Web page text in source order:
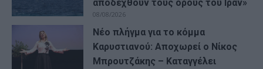
αποδεχθούν τους όρους του Ιράν»
08/08/2026
Νέο πλήγμα για το κόμμα
Καρυστιανού: Αποχωρεί ο Νίκος
Μπρουτζάκης – Καταγγέλει